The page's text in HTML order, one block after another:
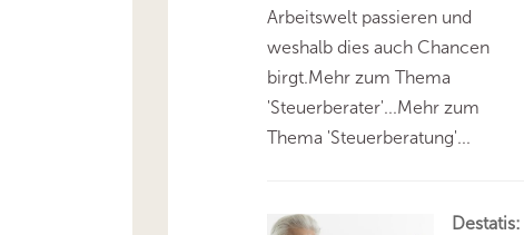
Arbeitswelt passieren und
weshalb dies auch Chancen
birgt.Mehr zum Thema
'Steuerberater'...Mehr zum
Thema 'Steuerberatung'...
Destatis: